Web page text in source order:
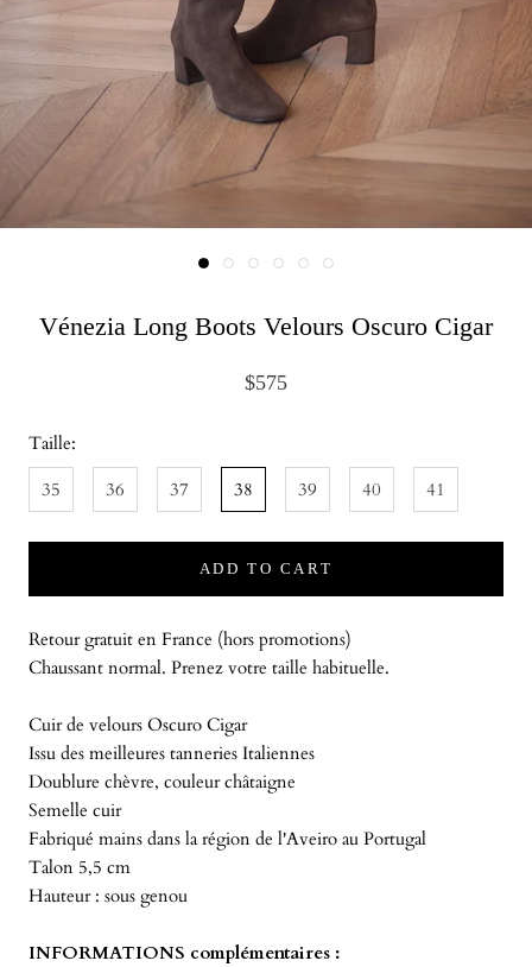
Vénezia Long Boots Velours Oscuro Cigar
$575
Taille:
35
36 37 38 39 40 41
ADD TO CART
Retour gratuit en France (hors promotions)
Chaussant normal. Prenez votre taille habituelle.
Cuir de velours Oscuro Cigar
Issu des meilleures tanneries Italiennes
Doublure chèvre, couleur châtaigne
Semelle cuir
Fabriqué mains dans la région de l'Aveiro au Portugal
Talon 5,5 cm
Hauteur : sous genou
INFORMATIONS complémentaires :